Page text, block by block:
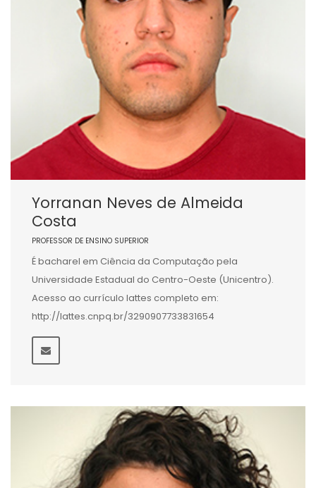
Yorranan Neves de Almeida
Costa
PROFESSOR DE ENSINO SUPERIOR
É bacharel em Ciência da Computação pela
Universidade Estadual do Centro-Oeste (Unicentro).
Acesso ao currículo lattes completo em:
http://lattes.cnpq.br/3290907733831654